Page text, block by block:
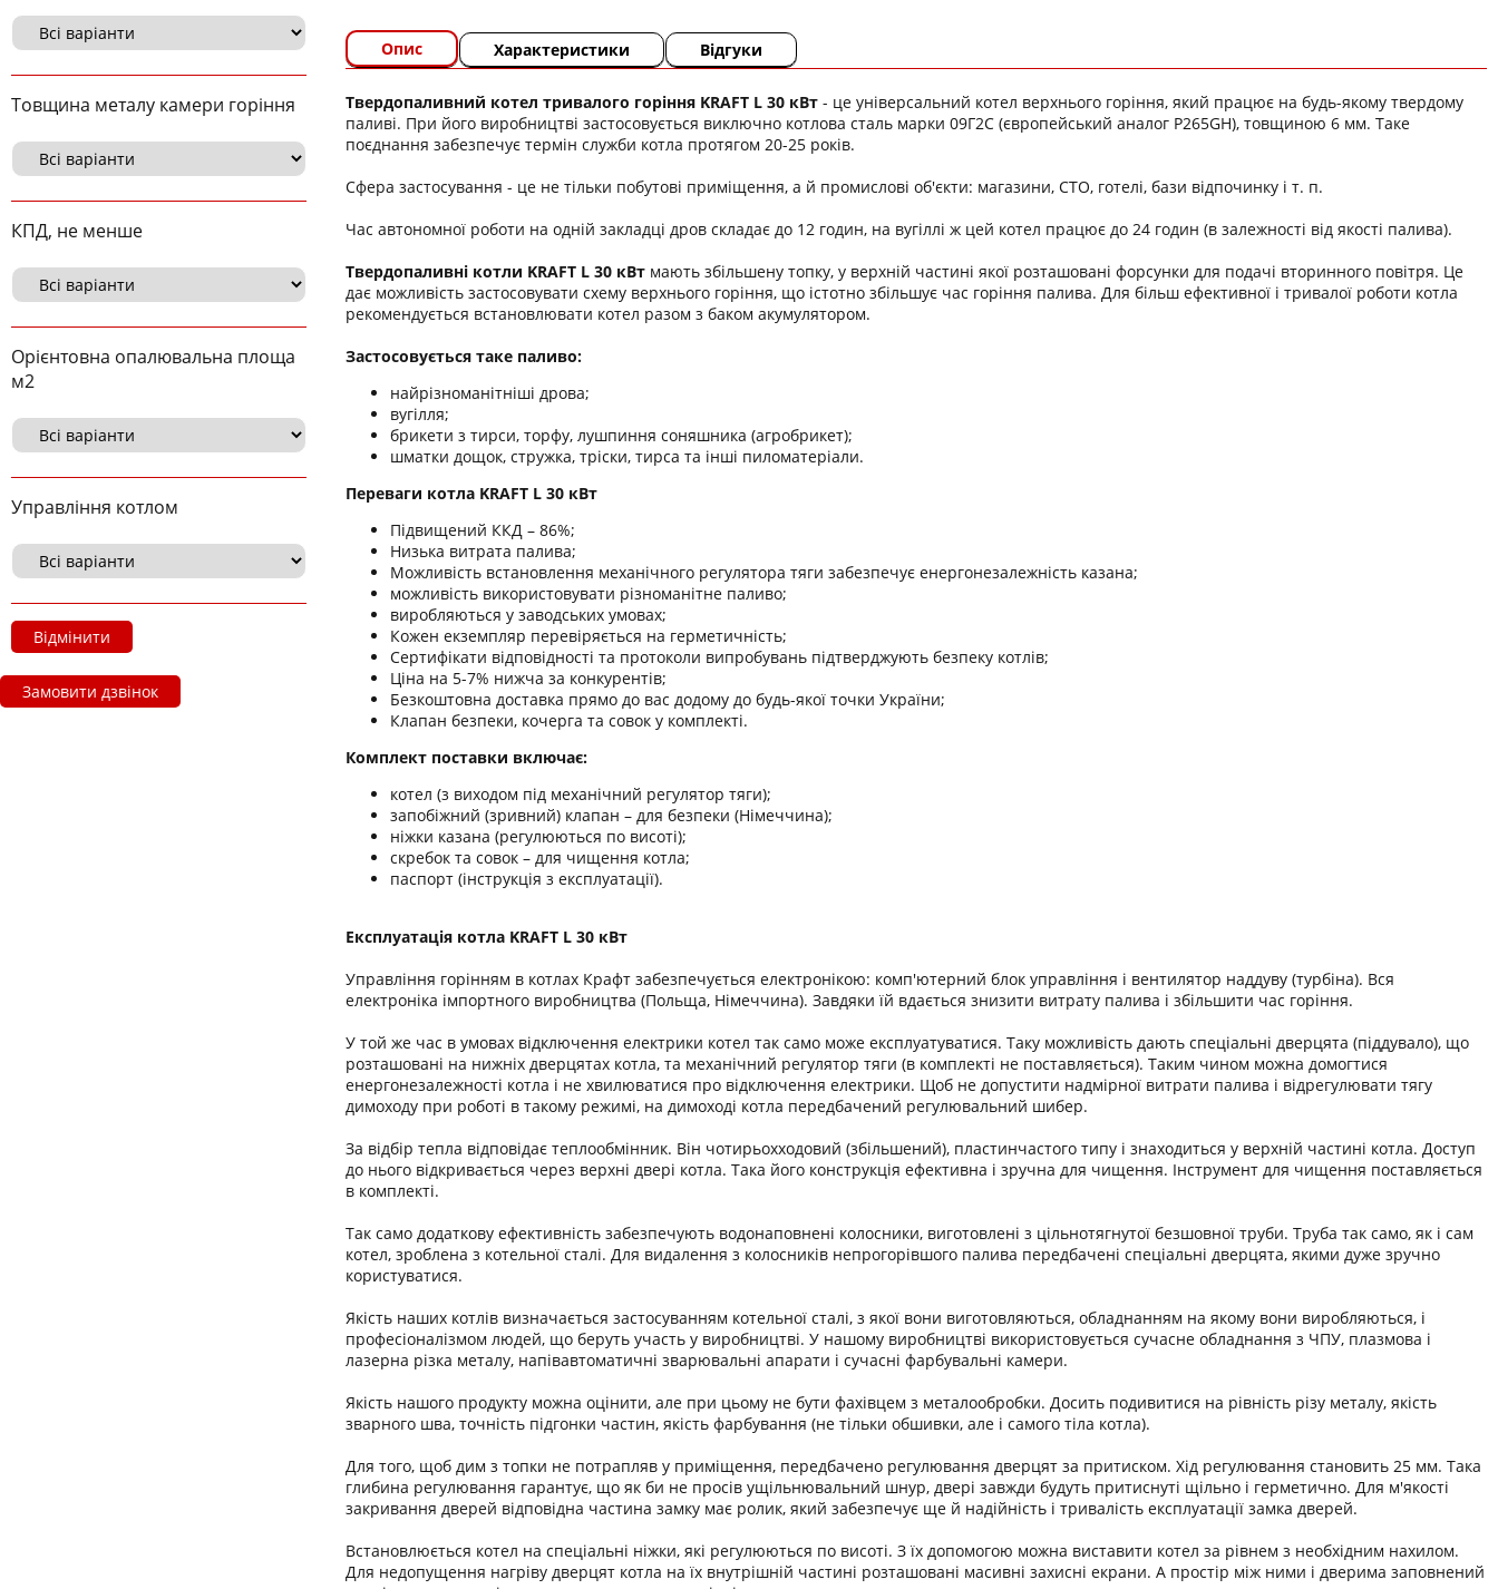
Товщина металу камери горіння
КПД, не менше
Орієнтовна опалювальна площа
м2
Управління котлом
Відмінити
Замовити дзвінок
Опис Характеристики Відгуки
Твердопаливний котел тривалого горіння KRAFT L 30 кВт - це універсальний котел верхнього горіння, який працює на будь-якому твердому
паливі. При його виробництві застосовується виключно котлова сталь марки 09Г2С (європейський аналог P265GН), товщиною 6 мм. Таке
поєднання забезпечує термін служби котла протягом 20-25 років.
Сфера застосування - це не тільки побутові приміщення, а й промислові об'єкти: магазини, СТО, готелі, бази відпочинку і т. п.
Час автономної роботи на одній закладці дров складає до 12 годин, на вугіллі ж цей котел працює до 24 годин (в залежності від якості палива).
Твердопаливні котли KRAFT L 30 кВт мають збільшену топку, у верхній частині якої розташовані форсунки для подачі вторинного повітря. Це
дає можливість застосовувати схему верхнього горіння, що істотно збільшує час горіння палива. Для більш ефективної і тривалої роботи котла
рекомендується встановлювати котел разом з баком акумулятором.
Застосовується таке паливо:
найрізноманітніші дрова;
вугілля;
брикети з тирси, торфу, лушпиння соняшника (агробрикет);
шматки дощок, стружка, тріски, тирса та інші пиломатеріали.
Переваги котла KRAFT L 30 кВт
Підвищений ККД – 86%;
Низька витрата палива;
Можливість встановлення механічного регулятора тяги забезпечує енергонезалежність казана;
можливість використовувати різноманітне паливо;
виробляються у заводських умовах;
Кожен екземпляр перевіряється на герметичність;
Сертифікати відповідності та протоколи випробувань підтверджують безпеку котлів;
Ціна на 5-7% нижча за конкурентів;
Безкоштовна доставка прямо до вас додому до будь-якої точки України;
Клапан безпеки, кочерга та совок у комплекті.
Комплект поставки включає:
котел (з виходом під механічний регулятор тяги);
запобіжний (зривний) клапан – для безпеки (Німеччина);
ніжки казана (регулюються по висоті);
скребок та совок – для чищення котла;
паспорт (інструкція з експлуатації).
Експлуатація котла KRAFT L 30 кВт
Управління горінням в котлах Крафт забезпечується електронікою: комп'ютерний блок управління і вентилятор наддуву (турбіна). Вся
електроніка імпортного виробництва (Польща, Німеччина). Завдяки їй вдається знизити витрату палива і збільшити час горіння.
У той же час в умовах відключення електрики котел так само може експлуатуватися. Таку можливість дають спеціальні дверцята (піддувало), що
розташовані на нижніх дверцятах котла, та механічний регулятор тяги (в комплекті не поставляється). Таким чином можна домогтися
енергонезалежності котла і не хвилюватися про відключення електрики. Щоб не допустити надмірної витрати палива і відрегулювати тягу
димоходу при роботі в такому режимі, на димоході котла передбачений регулювальний шибер.
За відбір тепла відповідає теплообмінник. Він чотирьохходовий (збільшений), пластинчастого типу і знаходиться у верхній частині котла. Доступ
до нього відкривається через верхні двері котла. Така його конструкція ефективна і зручна для чищення. Інструмент для чищення поставляється
в комплекті.
Так само додаткову ефективність забезпечують водонаповнені колосники, виготовлені з цільнотягнутої безшовної труби. Труба так само, як і сам
котел, зроблена з котельної сталі. Для видалення з колосників непрогорівшого палива передбачені спеціальні дверцята, якими дуже зручно
користуватися.
Якість наших котлів визначається застосуванням котельної сталі, з якої вони виготовляються, обладнанням на якому вони виробляються, і
професіоналізмом людей, що беруть участь у виробництві. У нашому виробництві використовується сучасне обладнання з ЧПУ, плазмова і
лазерна різка металу, напівавтоматичні зварювальні апарати і сучасні фарбувальні камери.
Якість нашого продукту можна оцінити, але при цьому не бути фахівцем з металообробки. Досить подивитися на рівність різу металу, якість
зварного шва, точність підгонки частин, якість фарбування (не тільки обшивки, але і самого тіла котла).
Для того, щоб дим з топки не потрапляв у приміщення, передбачено регулювання дверцят за притиском. Хід регулювання становить 25 мм. Така
глибина регулювання гарантує, що як би не просів ущільнювальний шнур, двері завжди будуть притиснуті щільно і герметично. Для м'якості
закривання дверей відповідна частина замку має ролик, який забезпечує ще й надійність і тривалість експлуатації замка дверей.
Встановлюється котел на спеціальні ніжки, які регулюються по висоті. З їх допомогою можна виставити котел за рівнем з необхідним нахилом.
Для недопущення нагріву дверцят котла на їх внутрішній частині розташовані масивні захисні екрани. А простір між ними і дверима заповнений